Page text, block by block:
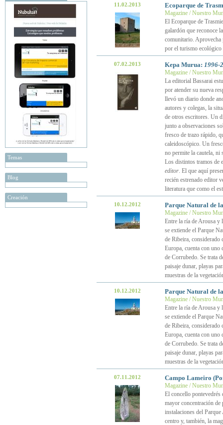
Temas
Blog
Creación
11.02.2013 Ecoparque de
Magazine / Nuestro
El Ecoparque de
galardón que reconoce
comunitario. Aprovecha
por el turismo
07.02.2013 Kepa Murua: 1996-
Magazine / Nuestro
La editorial Bassarai
por atender su nueva
llevó un diario donde
autores y colegas, la
de otros escritores. Un
junto a observaciones
fresco de trazo rápido,
caleidoscópico. Un
no permite la cautela, ni
Los distintos tramos de
editor. El que aquí
recién estrenado editor
literatura que como el
10.12.2012 Parque Natural de
Magazine / Nuestro
Entre la ría de Arousa y
se extiende el Parque
de Ribeira, considerado
Europa, cuenta con uno
de Corrubedo. Se trata
paisaje dunar, playas
muestras de la
10.12.2012 Parque Natural de
Magazine / Nuestro
Entre la ría de Arousa y
se extiende el Parque
de Ribeira, considerado
Europa, cuenta con uno
de Corrubedo. Se trata
paisaje dunar, playas
muestras de la
07.11.2012 Campo Lameiro
Magazine / Nuestro
El concello
mayor concentración
instalaciones del
centro y, también, la